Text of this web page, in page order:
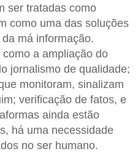
ser tratadas como
como uma das soluções
má informação.
a ampliação do
jornalismo de qualidade;
monitoram, sinalizam
verificação de fatos, e
ainda estão
há uma necessidade
no ser humano.